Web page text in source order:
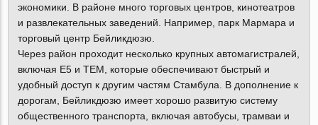
экономики. В районе много торговых центров, кинотеатров
и развлекательных заведений. Например, парк Мармара и
торговый центр Бейликдюзю.
Через район проходит несколько крупных автомагистралей,
включая E5 и TEM, которые обеспечивают быстрый и
удобный доступ к другим частям Стамбула. В дополнение к
дорогам, Бейликдюзю имеет хорошо развитую систему
общественного транспорта, включая автобусы, трамваи и